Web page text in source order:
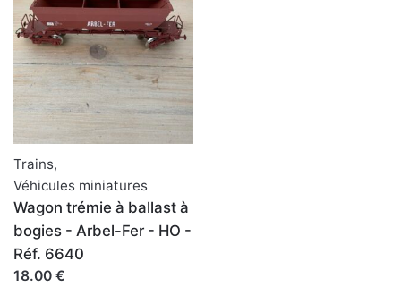
Trains,
Véhicules miniatures
Wagon trémie à ballast à
bogies - Arbel-Fer - HO -
Réf. 6640
18.00 €